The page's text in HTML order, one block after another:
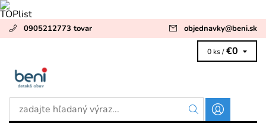
0905212773 tovar objednavky@beni.sk
0 ks / €0